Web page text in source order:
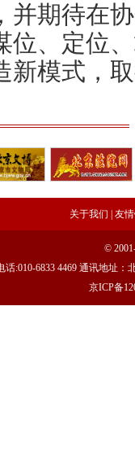
言稿并期待在
位、定位
新模式，
关于我们 友
©
话:010-6833 4469 通讯地址
京ICP备